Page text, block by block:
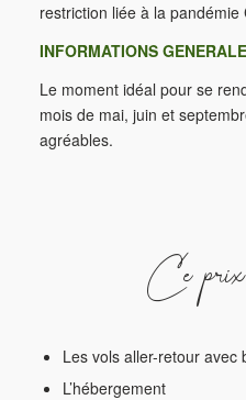
restriction liée à la pandémie
INFORMATIONS
Le moment idéal pour se
mois de mai, juin et
agréables.
Ce prix
Les vols aller-retour avec
L’hébergement